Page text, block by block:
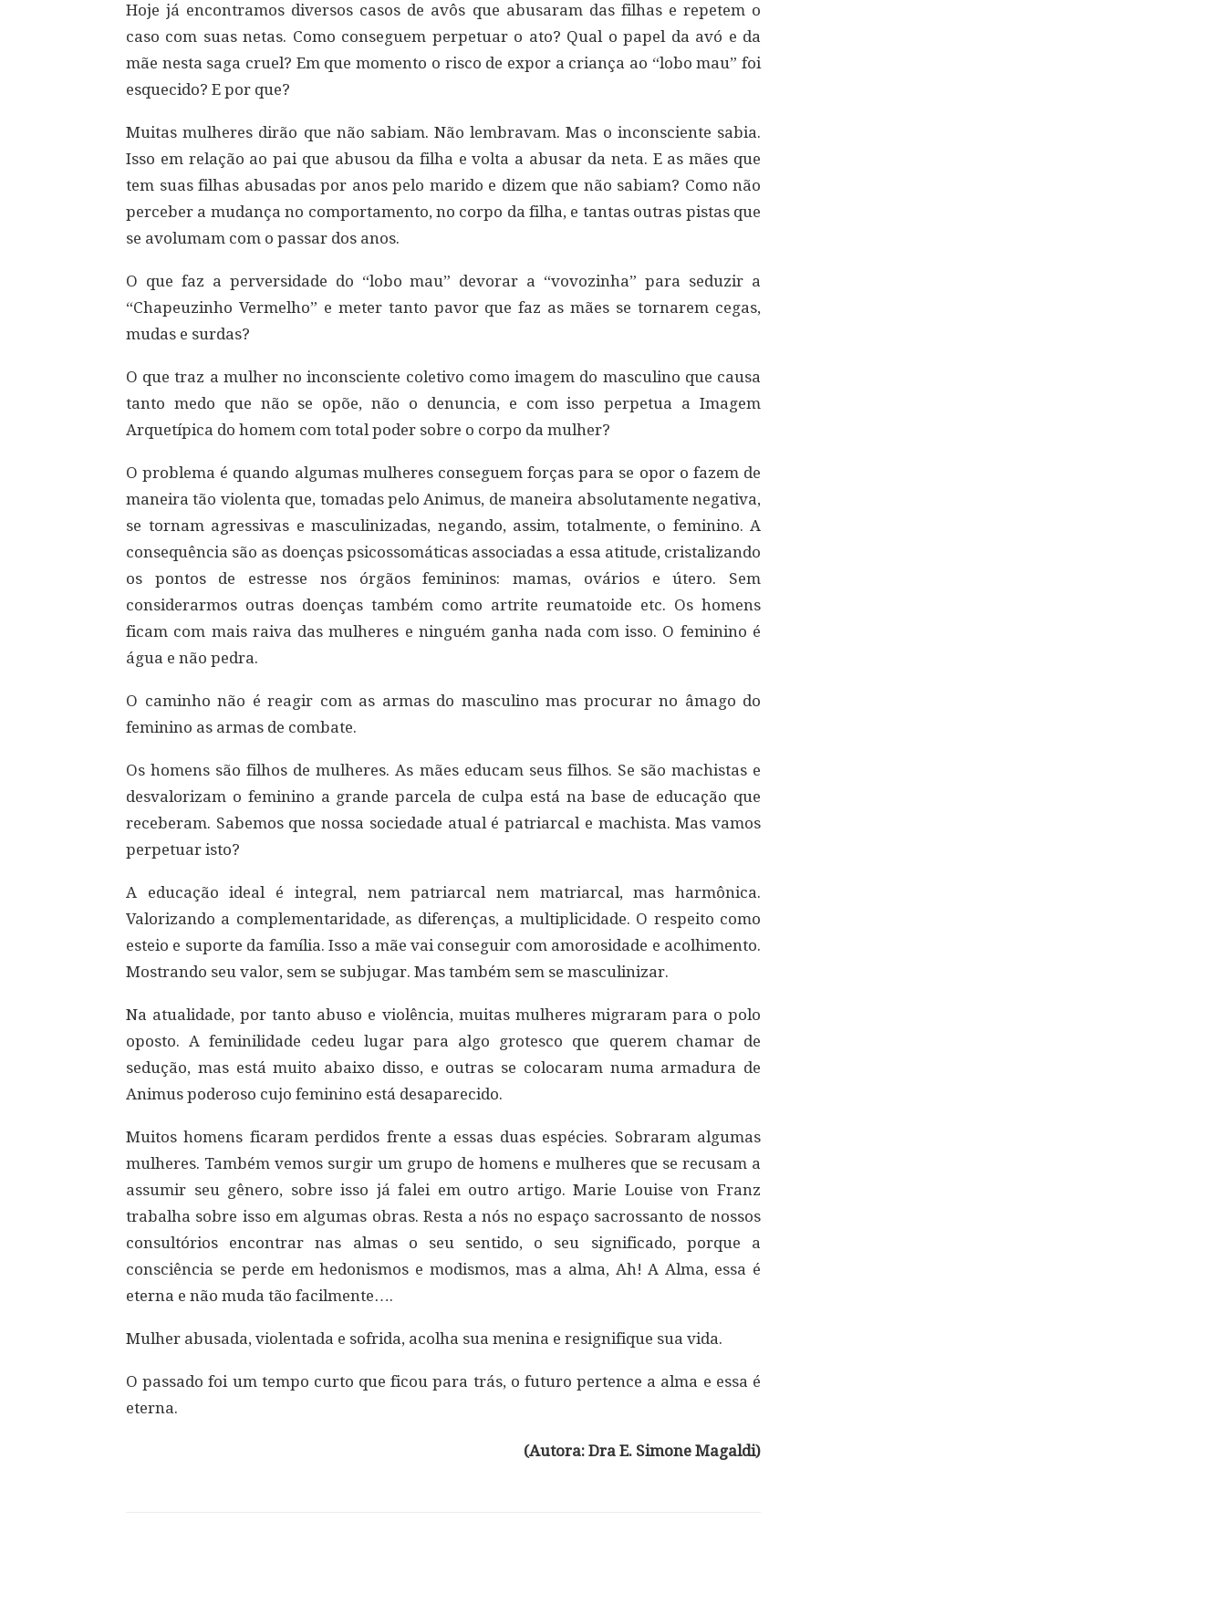
Hoje já encontramos diversos casos de avôs que abusaram das filhas e repetem o
caso com suas netas. Como conseguem perpetuar o ato? Qual o papel da avó e da
mãe nesta saga cruel? Em que momento o risco de expor a criança ao “lobo mau” foi
esquecido? E por que?
Muitas mulheres dirão que não sabiam. Não lembravam. Mas o inconsciente sabia.
Isso em relação ao pai que abusou da filha e volta a abusar da neta. E as mães que
tem suas filhas abusadas por anos pelo marido e dizem que não sabiam? Como não
perceber a mudança no comportamento, no corpo da filha, e tantas outras pistas que
se avolumam com o passar dos anos.
O que faz a perversidade do “lobo mau” devorar a “vovozinha” para seduzir a
“Chapeuzinho Vermelho” e meter tanto pavor que faz as mães se tornarem cegas,
mudas e surdas?
O que traz a mulher no inconsciente coletivo como imagem do masculino que causa
tanto medo que não se opõe, não o denuncia, e com isso perpetua a Imagem
Arquetípica do homem com total poder sobre o corpo da mulher?
O problema é quando algumas mulheres conseguem forças para se opor o fazem de
maneira tão violenta que, tomadas pelo Animus, de maneira absolutamente negativa,
se tornam agressivas e masculinizadas, negando, assim, totalmente, o feminino. A
consequência são as doenças psicossomáticas associadas a essa atitude, cristalizando
os pontos de estresse nos órgãos femininos: mamas, ovários e útero. Sem
considerarmos outras doenças também como artrite reumatoide etc. Os homens
ficam com mais raiva das mulheres e ninguém ganha nada com isso. O feminino é
água e não pedra.
O caminho não é reagir com as armas do masculino mas procurar no âmago do
feminino as armas de combate.
Os homens são filhos de mulheres. As mães educam seus filhos. Se são machistas e
desvalorizam o feminino a grande parcela de culpa está na base de educação que
receberam. Sabemos que nossa sociedade atual é patriarcal e machista. Mas vamos
perpetuar isto?
A educação ideal é integral, nem patriarcal nem matriarcal, mas harmônica.
Valorizando a complementaridade, as diferenças, a multiplicidade. O respeito como
esteio e suporte da família. Isso a mãe vai conseguir com amorosidade e acolhimento.
Mostrando seu valor, sem se subjugar. Mas também sem se masculinizar.
Na atualidade, por tanto abuso e violência, muitas mulheres migraram para o polo
oposto. A feminilidade cedeu lugar para algo grotesco que querem chamar de
sedução, mas está muito abaixo disso, e outras se colocaram numa armadura de
Animus poderoso cujo feminino está desaparecido.
Muitos homens ficaram perdidos frente a essas duas espécies. Sobraram algumas
mulheres. Também vemos surgir um grupo de homens e mulheres que se recusam a
assumir seu gênero, sobre isso já falei em outro artigo. Marie Louise von Franz
trabalha sobre isso em algumas obras. Resta a nós no espaço sacrossanto de nossos
consultórios encontrar nas almas o seu sentido, o seu significado, porque a
consciência se perde em hedonismos e modismos, mas a alma, Ah! A Alma, essa é
eterna e não muda tão facilmente….
Mulher abusada, violentada e sofrida, acolha sua menina e resignifique sua vida.
O passado foi um tempo curto que ficou para trás, o futuro pertence a alma e essa é
eterna.
(Autora: Dra E. Simone Magaldi)